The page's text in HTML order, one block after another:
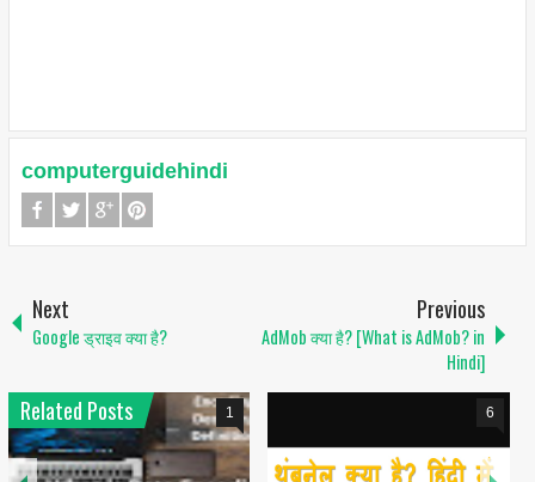
computerguidehindi
Next
Google ड्राइव क्या है?
Previous
AdMob क्या है? [What is AdMob? in
Hindi]
Related Posts 1 6